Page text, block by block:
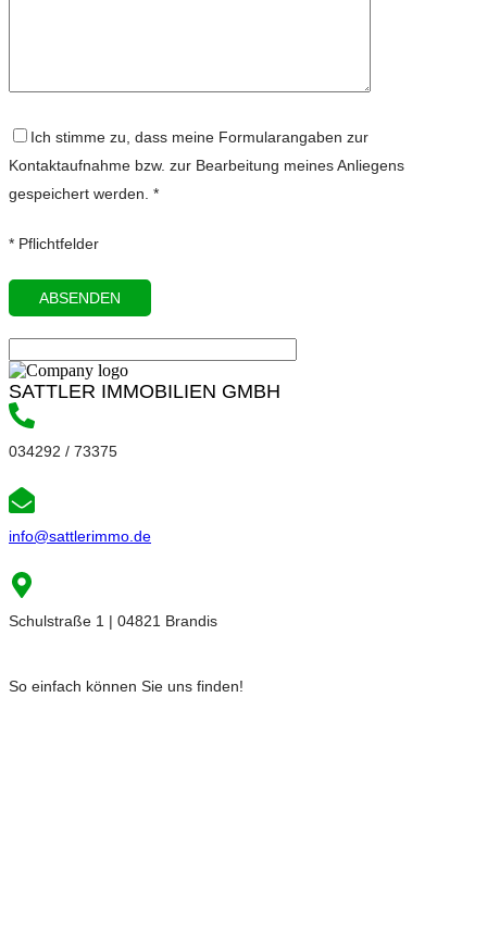
Ich stimme zu, dass meine Formularangaben zur
Kontaktaufnahme bzw. zur Bearbeitung meines Anliegens
gespeichert werden. *
* Pflichtfelder
SATTLER IMMOBILIEN GMBH
034292 / 73375
info@sattlerimmo.de
Schulstraße 1 | 04821 Brandis
So einfach können Sie uns finden!